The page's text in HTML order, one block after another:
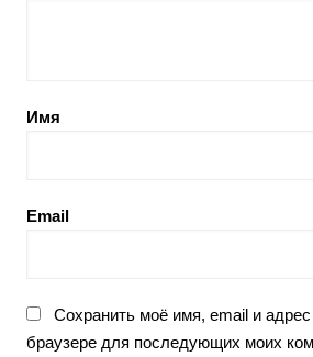
Имя
Email
Сохранить моё имя, email и
браузере для последующих моих